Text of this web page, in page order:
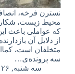
نسترن فرخه،
محیط زیست،
که عواملی باعث
از دلایل آن
متخلفان است،
سه پرونده‌ی…
سه شنبه, ۲۶ فروردین ۱۳۹۹ – ۰۸:۰۷